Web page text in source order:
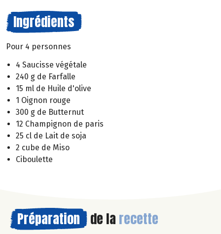
Ingrédients
Pour 4 personnes
4 Saucisse végétale
240 g de Farfalle
15 ml de Huile d'olive
1 Oignon rouge
300 g de Butternut
12 Champignon de paris
25 cl de Lait de soja
2 cube de Miso
Ciboulette
Préparation de la recette